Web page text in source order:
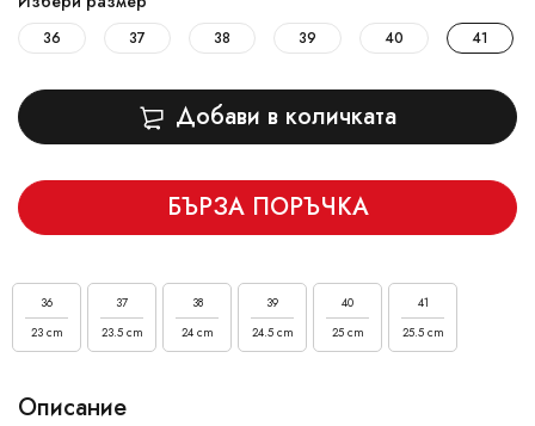
36 37 38 39 40 41
Добави в количката
БЪРЗА ПОРЪЧКА
36
23 cm
37
23.5 cm
38
24 cm
39
24.5 cm
40
25 cm
41
25.5 cm
Описание